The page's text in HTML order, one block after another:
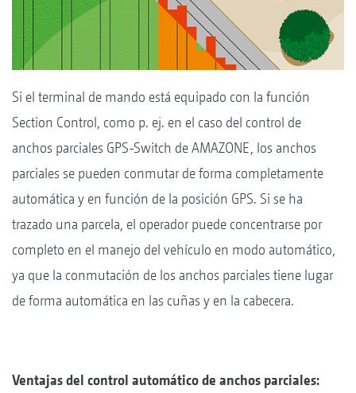
Si el terminal de mando está equipado con la función
Section Control, como p. ej. en el caso del control de
anchos parciales GPS-Switch de AMAZONE, los anchos
parciales se pueden conmutar de forma completamente
automática y en función de la posición GPS. Si se ha
trazado una parcela, el operador puede concentrarse por
completo en el manejo del vehículo en modo automático,
ya que la conmutación de los anchos parciales tiene lugar
de forma automática en las cuñas y en la cabecera.
Ventajas del control automático de anchos parciales: